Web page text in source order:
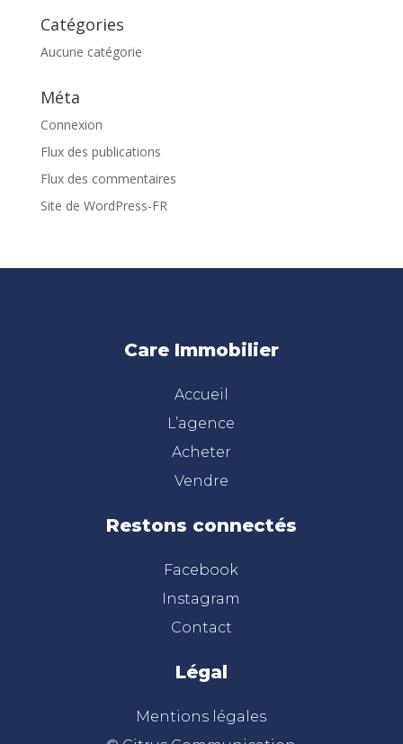
Catégories
Aucune catégorie
Méta
Connexion
Flux des publications
Flux des commentaires
Site de WordPress-FR
Care Immobilier
Accueil
L’agence
Acheter
Vendre
Restons connectés
Facebook
Instagram
Contact
Légal
Mentions légales